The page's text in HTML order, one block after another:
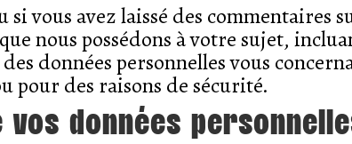
si vous avez laissé des
nous possédons à votre sujet,
données personnelles vous
pour des raisons de sécurité.
données